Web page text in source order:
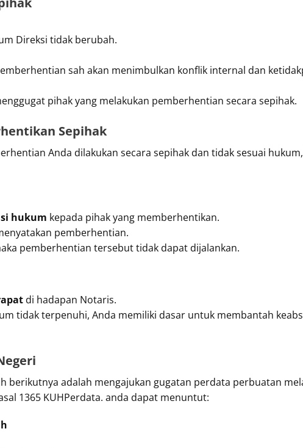
Direksi tidak berubah.
sah akan menimbulkan konflik internal dan
pihak yang melakukan pemberhentian secara sepihak.
Sepihak
Anda dilakukan secara sepihak dan tidak sesuai
hukum kepada pihak yang memberhentikan.
pemberhentian.
pemberhentian tersebut tidak dapat dijalankan.
di hadapan Notaris.
tidak terpenuhi, Anda memiliki dasar untuk membantah
berikutnya adalah mengajukan gugatan perdata perbuatan
1365 KUHPerdata. anda dapat menuntut: